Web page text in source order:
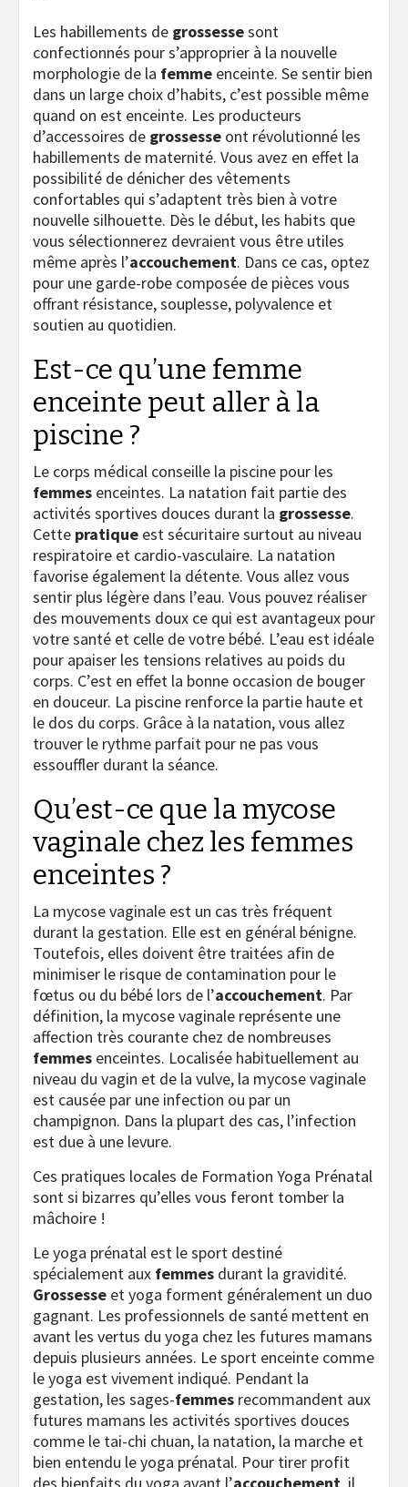
Les habillements de grossessesont
confectionnés pour s’approprier à la nouvelle
morphologie de la femme enceinte. Se sentir bien
dans un large choix d’habits, c’est possible même
quand on est enceinte. Les producteurs
d’accessoires de grossesse ont révolutionné les
habillements de maternité. Vous avez en effet la
possibilité de dénicher des vêtements
confortables qui s’adaptent très bien à votre
nouvelle silhouette. Dès le début, les habits que
vous sélectionnerez devraient vous être utiles
même après l’accouchement. Dans ce cas, optez
pour une garde-robe composée de pièces vous
offrant résistance, souplesse, polyvalence et
soutien au quotidien.
Est-ce qu’une femme
enceinte peut aller à la
piscine ?
Le corps médical conseille la piscine pour les
femmes enceintes. La natation fait partie des
activités sportives douces durant la grossesse.
Cette pratique est sécuritaire surtout au niveau
respiratoire et cardio-vasculaire. La natation
favorise également la détente. Vous allez vous
sentir plus légère dans l’eau. Vous pouvez réaliser
des mouvements doux ce qui est avantageux pour
votre santé et celle de votre bébé. L’eau est idéale
pour apaiser les tensions relatives au poids du
corps. C’est en effet la bonne occasion de bouger
en douceur. La piscine renforce la partie haute et
le dos du corps. Grâce à la natation, vous allez
trouver le rythme parfait pour ne pas vous
essouffler durant la séance.
Qu’est-ce que la mycose
vaginale chez les femmes
enceintes ?
La mycose vaginale est un cas très fréquent
durant la gestation. Elle est en général bénigne.
Toutefois, elles doivent être traitées afin de
minimiser le risque de contamination pour le
fœtus ou du bébé lors de l’accouchement. Par
définition, la mycose vaginale représente une
affection très courante chez de nombreuses
femmes enceintes. Localisée habituellement au
niveau du vagin et de la vulve, la mycose vaginale
est causée par une infection ou par un
champignon. Dans la plupart des cas, l’infection
est due à une levure.
Ces pratiques locales de Formation Yoga Prénatal
sont si bizarres qu’elles vous feront tomber la
mâchoire !
Le yoga prénatal est le sport destiné
spécialement aux femmes durant la gravidité.
Grossesse et yoga forment généralement un duo
gagnant. Les professionnels de santé mettent en
avant les vertus du yoga chez les futures mamans
depuis plusieurs années. Le sport enceinte comme
le yoga est vivement indiqué. Pendant la
gestation, les sages-femmes recommandent aux
futures mamans les activités sportives douces
comme le tai-chi chuan, la natation, la marche et
bien entendu le yoga prénatal. Pour tirer profit